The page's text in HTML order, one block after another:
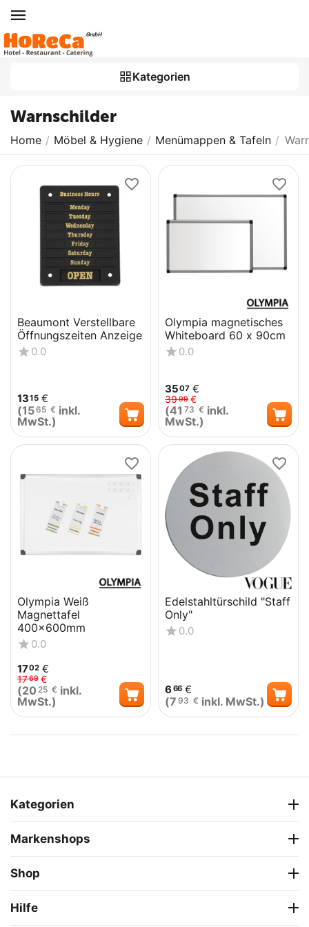
Kategorien
Warnschilder
Home / Möbel & Hygiene / Menümappen & Tafeln /
Beaumont Verstellbare
Öffnungszeiten Anzeige
0.0
1315 €
(1565 € inkl.
MwSt.)
Olympia magnetisches
Whiteboard 60 x 90cm
0.0
3507 €
3999 €
(41 73 € inkl.
MwSt.)
Olympia Weiß
Magnettafel
400x600mm
0.0
1702 €
1769 €
(20 25 € inkl.
MwSt.)
Edelstahltürschild "Staff
Only"
0.0
6 66 €
(7 93 € inkl. MwSt.)
Kategorien
Markenshops
Shop
Hilfe